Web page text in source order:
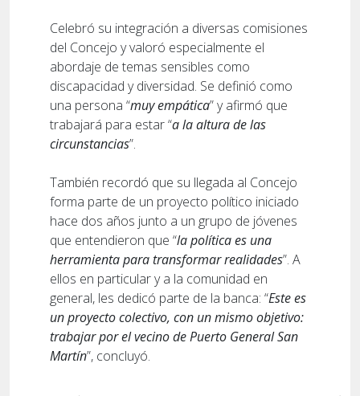
Celebró su integración a diversas comisiones
del Concejo y valoró especialmente el
abordaje de temas sensibles como
discapacidad y diversidad. Se definió como
una persona “muy empática” y afirmó que
trabajará para estar “a la altura de las
circunstancias”.
También recordó que su llegada al Concejo
forma parte de un proyecto político iniciado
hace dos años junto a un grupo de jóvenes
que entendieron que “la política es una
herramienta para transformar realidades”. A
ellos en particular y a la comunidad en
general, les dedicó parte de la banca: “Este es
un proyecto colectivo, con un mismo objetivo:
trabajar por el vecino de Puerto General San
Martín”, concluyó.